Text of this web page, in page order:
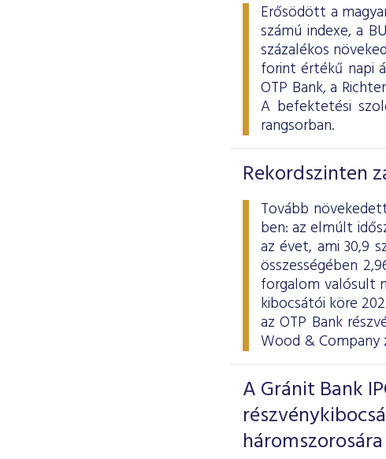
Erősödött a
számú indexe, a
százalékos
forint értékű napi
OTP Bank, a
A befektetési
rangsorban.
Rekordszinten
Tovább
ben: az elmúlt
az évet, ami 30,9
összességében
forgalom valósult
kibocsátói köre
az OTP Bank
Wood & Company
A Gránit Bank